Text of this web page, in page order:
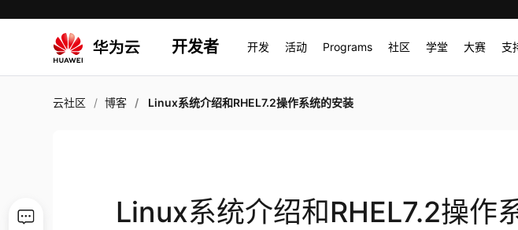
开发者 开发 活动 Programs 社区 学堂 大赛 支
云社区 博客 Linux系统介绍和RHEL7.2操作系统的安装
Linux系统介绍和RHEL7.2操作